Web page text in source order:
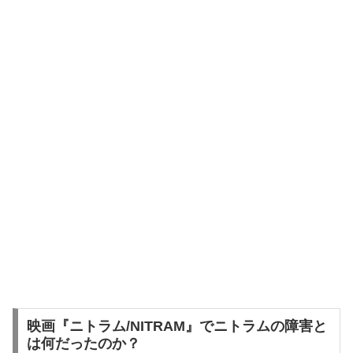
映画『ニトラム/NITRAM』でニトラムの障害と
は何だったのか？